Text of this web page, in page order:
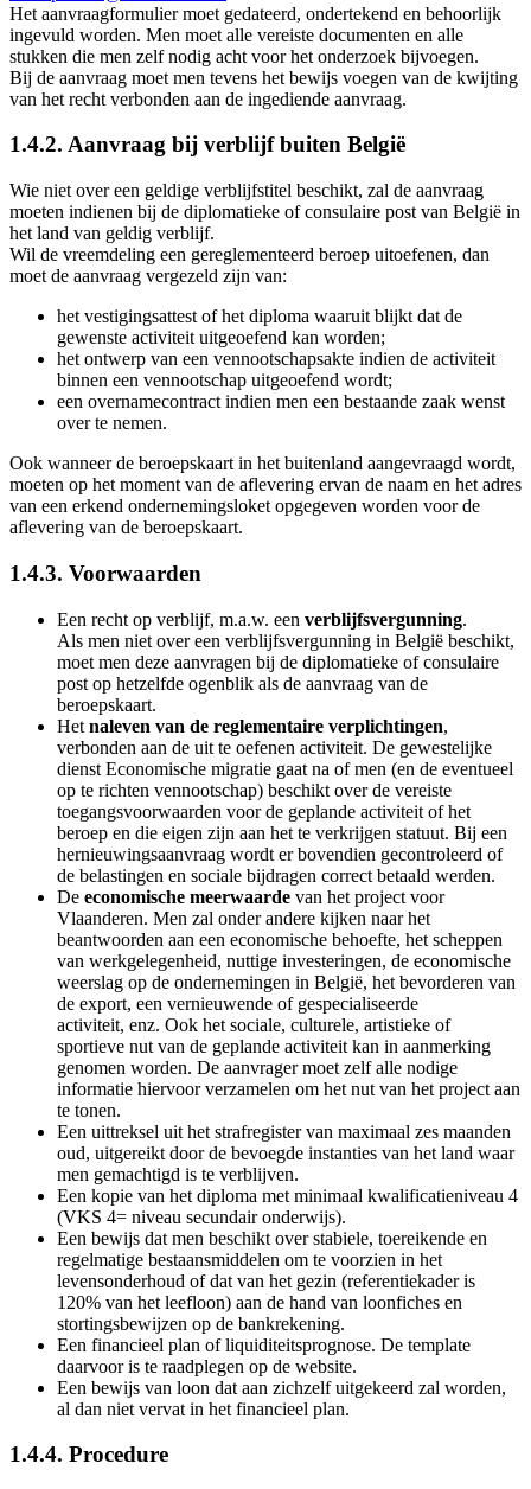
Het aanvraagformulier moet gedateerd, ondertekend en behoorlijk
ingevuld worden. Men moet alle vereiste documenten en alle
stukken die men zelf nodig acht voor het onderzoek bijvoegen.
Bij de aanvraag moet men tevens het bewijs voegen van de kwijting
van het recht verbonden aan de ingediende aanvraag.
1.4.2. Aanvraag bij verblijf buiten België
Wie niet over een geldige verblijfstitel beschikt, zal de aanvraag
moeten indienen bij de diplomatieke of consulaire post van België in
het land van geldig verblijf.
Wil de vreemdeling een gereglementeerd beroep uitoefenen, dan
moet de aanvraag vergezeld zijn van:
het vestigingsattest of het diploma waaruit blijkt dat de
gewenste activiteit uitgeoefend kan worden;
het ontwerp van een vennootschapsakte indien de activiteit
binnen een vennootschap uitgeoefend wordt;
een overnamecontract indien men een bestaande zaak wenst
over te nemen.
Ook wanneer de beroepskaart in het buitenland aangevraagd wordt,
moeten op het moment van de aflevering ervan de naam en het adres
van een erkend ondernemingsloket opgegeven worden voor de
aflevering van de beroepskaart.
1.4.3. Voorwaarden
Een recht op verblijf, m.a.w. een verblijfsvergunning.
Als men niet over een verblijfsvergunning in België beschikt,
moet men deze aanvragen bij de diplomatieke of consulaire
post op hetzelfde ogenblik als de aanvraag van de
beroepskaart.
Het naleven van de reglementaire verplichtingen,
verbonden aan de uit te oefenen activiteit. De gewestelijke
dienst Economische migratie gaat na of men (en de eventueel
op te richten vennootschap) beschikt over de vereiste
toegangsvoorwaarden voor de geplande activiteit of het
beroep en die eigen zijn aan het te verkrijgen statuut. Bij een
hernieuwingsaanvraag wordt er bovendien gecontroleerd of
de belastingen en sociale bijdragen correct betaald werden.
De economische meerwaarde van het project voor
Vlaanderen. Men zal onder andere kijken naar het
beantwoorden aan een economische behoefte, het scheppen
van werkgelegenheid, nuttige investeringen, de economische
weerslag op de ondernemingen in België, het bevorderen van
de export, een vernieuwende of gespecialiseerde
activiteit, enz. Ook het sociale, culturele, artistieke of
sportieve nut van de geplande activiteit kan in aanmerking
genomen worden. De aanvrager moet zelf alle nodige
informatie hiervoor verzamelen om het nut van het project aan
te tonen.
Een uittreksel uit het strafregister van maximaal zes maanden
oud, uitgereikt door de bevoegde instanties van het land waar
men gemachtigd is te verblijven.
Een kopie van het diploma met minimaal kwalificatieniveau 4
(VKS 4= niveau secundair onderwijs).
Een bewijs dat men beschikt over stabiele, toereikende en
regelmatige bestaansmiddelen om te voorzien in het
levensonderhoud of dat van het gezin (referentiekader is
120% van het leefloon) aan de hand van loonfiches en
stortingsbewijzen op de bankrekening.
Een financieel plan of liquiditeitsprognose. De template
daarvoor is te raadplegen op de website.
Een bewijs van loon dat aan zichzelf uitgekeerd zal worden,
al dan niet vervat in het financieel plan.
1.4.4. Procedure